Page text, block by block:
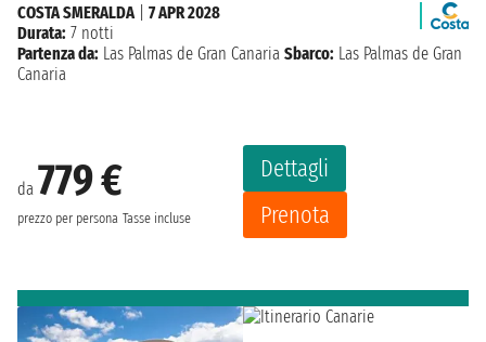
da 779 €
prezzo per persona Tasse incluse
Dettagli
Prenota
COSTA SMERALDA| 7 APR 2028
Durata: 7 notti
Partenza da: Las Palmas de Gran Canaria Sbarco: Las Palmas de Gran
Canaria